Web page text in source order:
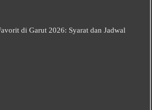
di Garut 2026: Syarat dan Jadwal